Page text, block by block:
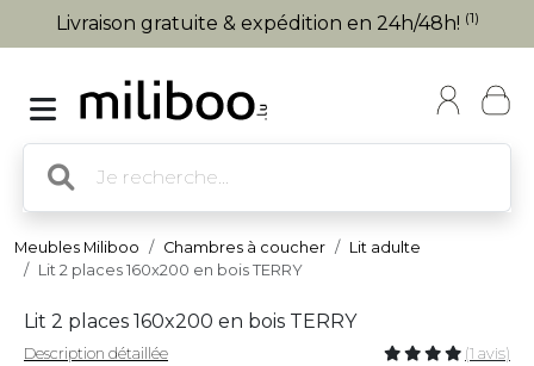
Livraison gratuite & expédition en 24h/48h! (1)
Meubles Miliboo Chambres à coucher
Lit adulte
Lit 2 places 160x200 en bois TERRY
Lit 2 places 160x200 en bois TERRY
Description détaillée (1 avis)